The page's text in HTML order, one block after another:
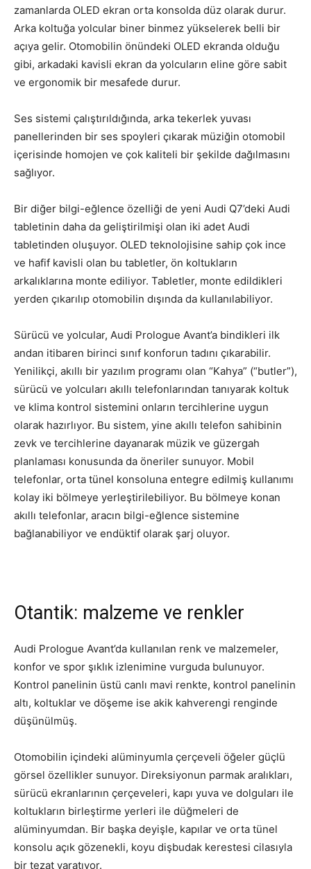
zamanlarda OLED ekran orta konsolda düz olarak durur.
Arka koltuğa yolcular biner binmez yükselerek belli bir
açıya gelir. Otomobilin önündeki OLED ekranda olduğu
gibi, arkadaki kavisli ekran da yolcuların eline göre sabit
ve ergonomik bir mesafede durur.
Ses sistemi çalıştırıldığında, arka tekerlek yuvası
panellerinden bir ses spoyleri çıkarak müziğin otomobil
içerisinde homojen ve çok kaliteli bir şekilde dağılmasını
sağlıyor.
Bir diğer bilgi-eğlence özelliği de yeni Audi Q7’deki Audi
tabletinin daha da geliştirilmişi olan iki adet Audi
tabletinden oluşuyor. OLED teknolojisine sahip çok ince
ve hafif kavisli olan bu tabletler, ön koltukların
arkalıklarına monte ediliyor. Tabletler, monte edildikleri
yerden çıkarılıp otomobilin dışında da kullanılabiliyor.
Sürücü ve yolcular, Audi Prologue Avant’a bindikleri ilk
andan itibaren birinci sınıf konforun tadını çıkarabilir.
Yenilikçi, akıllı bir yazılım programı olan “Kahya” (“butler”),
sürücü ve yolcuları akıllı telefonlarından tanıyarak koltuk
ve klima kontrol sistemini onların tercihlerine uygun
olarak hazırlıyor. Bu sistem, yine akıllı telefon sahibinin
zevk ve tercihlerine dayanarak müzik ve güzergah
planlaması konusunda da öneriler sunuyor. Mobil
telefonlar, orta tünel konsoluna entegre edilmiş kullanımı
kolay iki bölmeye yerleştirilebiliyor. Bu bölmeye konan
akıllı telefonlar, aracın bilgi-eğlence sistemine
bağlanabiliyor ve endüktif olarak şarj oluyor.
Otantik: malzeme ve renkler
Audi Prologue Avant’da kullanılan renk ve malzemeler,
konfor ve spor şıklık izlenimine vurguda bulunuyor.
Kontrol panelinin üstü canlı mavi renkte, kontrol panelinin
altı, koltuklar ve döşeme ise akik kahverengi renginde
düşünülmüş.
Otomobilin içindeki alüminyumla çerçeveli öğeler güçlü
görsel özellikler sunuyor. Direksiyonun parmak aralıkları,
sürücü ekranlarının çerçeveleri, kapı yuva ve dolguları ile
koltukların birleştirme yerleri ile düğmeleri de
alüminyumdan. Bir başka deyişle, kapılar ve orta tünel
konsolu açık gözenekli, koyu dişbudak kerestesi cilasıyla
bir tezat yaratıyor.